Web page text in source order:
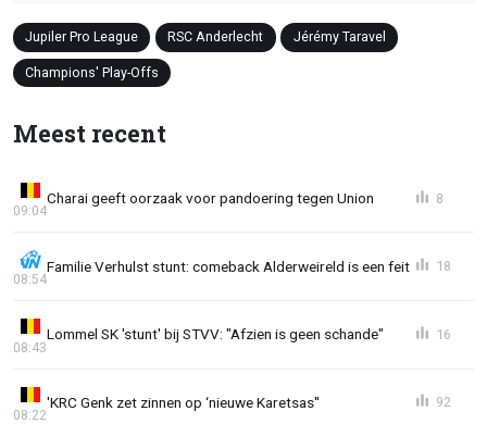
Jupiler Pro League RSC Anderlecht Jérémy Taravel
Champions' Play-Offs
Meest recent
Charai geeft oorzaak voor pandoering tegen Union
09:04
8
Familie Verhulst stunt: comeback Alderweireld is een feit
08:54
18
Lommel SK 'stunt' bij STVV: "Afzien is geen schande"
08:43
16
'KRC Genk zet zinnen op ‘nieuwe Karetsas''
08:22
92